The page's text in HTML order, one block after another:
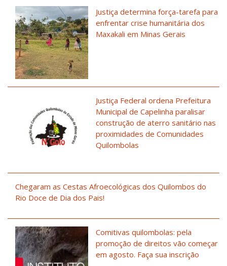
Justiça determina força-tarefa para
enfrentar crise humanitária dos
Maxakali em Minas Gerais
Justiça Federal ordena Prefeitura
Municipal de Capelinha paralisar
construção de aterro sanitário nas
proximidades de Comunidades
Quilombolas
Chegaram as Cestas Afroecológicas dos Quilombos do
Rio Doce de Dia dos Pais!
Comitivas quilombolas: pela
promoção de direitos vão começar
em agosto. Faça sua inscrição